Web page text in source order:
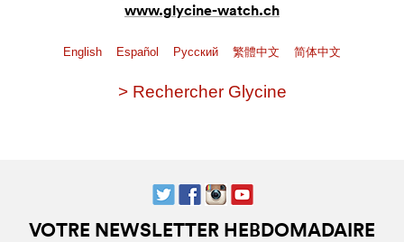
www.glycine-watch.ch
English Español Pусский 繁體中文 简体中文
> Rechercher Glycine
VOTRE NEWSLETTER HEBDOMADAIRE